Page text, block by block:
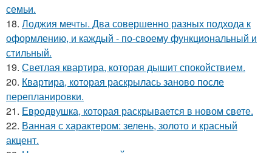
семьи.
18. Лоджия мечты. Два совершенно разных подхода к
оформлению, и каждый - по-своему функциональный и
стильный.
19. Светлая квартира, которая дышит спокойствием.
20. Квартира, которая раскрылась заново после
перепланировки.
21. Евродвушка, которая раскрывается в новом свете.
22. Ванная с характером: зелень, золото и красный
акцент.